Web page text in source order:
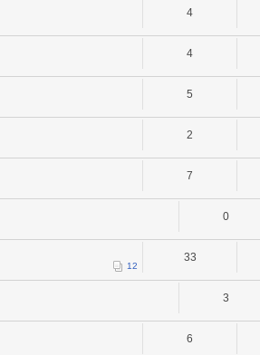
4
4
5
2
7
0
12
33
3
6